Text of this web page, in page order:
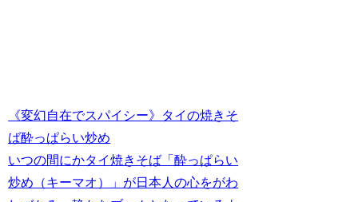
《変幻自在でスパイシー》タイの焼きそ
ば酔っぱらい炒め
いつの間にかタイ焼きそば「酔っぱらい
炒め（キーマオ）」が日本人の心をがわ